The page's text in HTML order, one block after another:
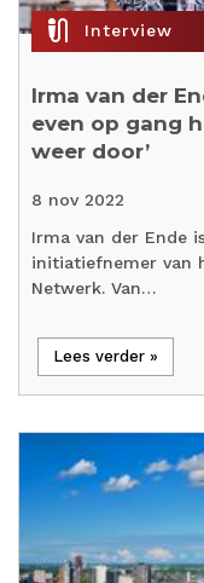
mic_external_on Interview
Irma van der
even op gang
weer door’
8 nov 2022
Irma van der Ende
initiatiefnemer van
Netwerk. Van…
Lees verder »